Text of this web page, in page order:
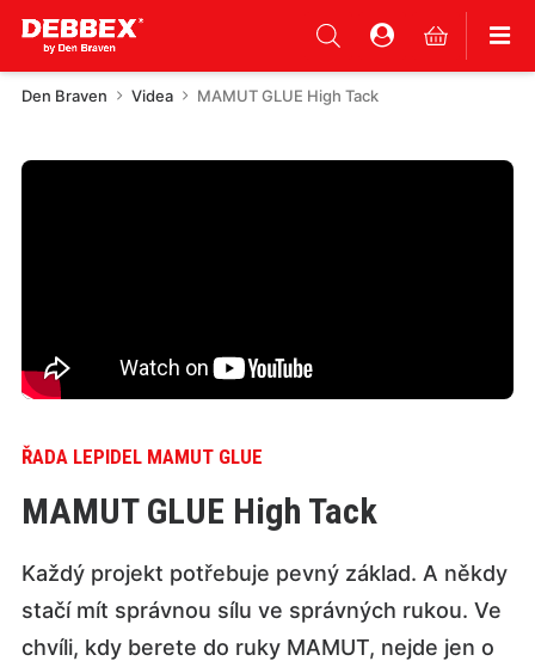
Den Braven Videa MAMUT GLUE High Tack
ŘADA LEPIDEL MAMUT GLUE
MAMUT GLUE High Tack
Každý projekt potřebuje pevný základ. A někdy
stačí mít správnou sílu ve správných rukou. Ve
chvíli, kdy berete do ruky MAMUT, nejde jen o